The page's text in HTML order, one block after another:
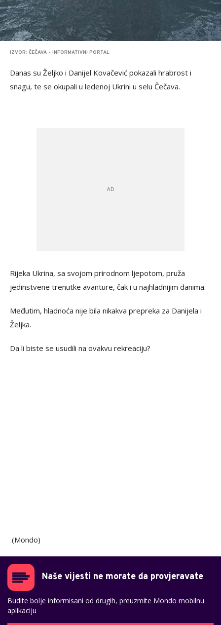
IZVOR: ČEČAVA - INFORMATIVNI PORTAL
Danas su Željko i Danijel Kovačević pokazali hrabrost i
snagu, te se okupali u ledenoj Ukrini u selu Čečava.
Rijeka Ukrina, sa svojom prirodnom ljepotom, pruža
jedinstvene trenutke avanture, čak i u najhladnijim danima.
Međutim, hladnoća nije bila nikakva prepreka za Danijela i
Željka.
Da li biste se usudili na ovakvu rekreaciju?
(Mondo)
Naše vijesti ne morate da provjeravate
Budite bolje informisani od drugih, preuzmite Mondo mobilnu
aplikaciju